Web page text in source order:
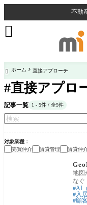
不動

 ホーム 直接アプローチ
#直接アプロ
記事一覧 1 - 5件 / 全5件
対象業種
売買仲介
賃貸管理 賃貸仲
反響対応・商談支援
地図
なぐ
賃貸
を効
AI
入
顧